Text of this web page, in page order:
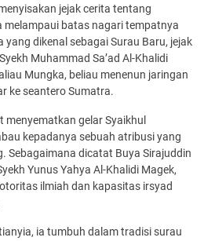
jejak cerita tentang
melampaui batas nagari tempatnya
yang dikenal sebagai Surau Baru, jejak
Muhammad Sa’ad Al-Khalidi
Mungka, beliau menenun jaringan
ke seantero Sumatra.
gelar Syaikhul
kepadanya sebuah atribusi yang
Sebagaimana dicatat Buya Sirajuddin
Yunus Yahya Al-Khalidi Magek,
ilmiah dan kapasitas irsyad
ia tumbuh dalam tradisi surau